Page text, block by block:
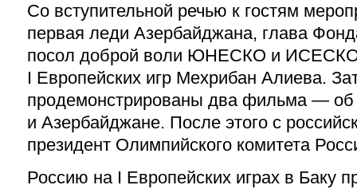
Со вступительной речью к гостям
первая леди Азербайджана, глава
посол доброй воли ЮНЕСКО и ИСЕСКО,
I Европейских игр Мехрибан Алиева.
продемонстрированы два фильма — об
и Азербайджане. После этого с
президент Олимпийского комитета
Россию на I Европейских играх в Баку